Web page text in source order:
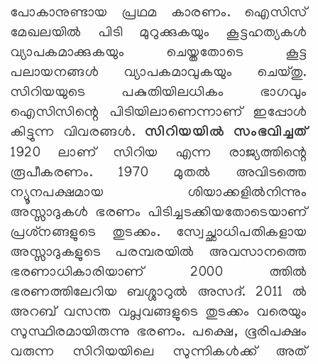
പോകാനുണ്ടായ പ്രഥമ കാരണം. ഐസിസ്
മേഖലയില്‍ പിടി മുറുക്കുകയും കൂട്ടഹത്യകള്‍
വ്യാപകമാക്കുകയും ചെയ്തതോടെ കൂട്ട
പലായനങ്ങള്‍ വ്യാപകമാവുകയും ചെയ്തു.
സിറിയയുടെ പകുതിയിലധികം ഭാഗവും
ഐസിസിന്റെ പിടിയിലാണെന്നാണ് ഇപ്പോള്‍
കിട്ടുന്ന വിവരങ്ങള്‍. സിറിയയില്‍ സംഭവിച്ചത്
1920 ലാണ് സിറിയ എന്ന രാജ്യത്തിന്റെ
രൂപീകരണം. 1970 മുതല്‍ അവിടത്തെ
ന്യൂനപക്ഷമായ ശിയാക്കളില്‍നിന്നും
അസ്സാദുകള്‍ ഭരണം പിടിച്ചടക്കിയതോടെയാണ്
പ്രശ്‌നങ്ങളുടെ തുടക്കം. സ്വേച്ഛാധിപതികളായ
അസ്സാദുകളുടെ പരമ്പരയില്‍ അവസാനത്തെ
ഭരണാധികാരിയാണ് 2000 ത്തില്‍
ഭരണത്തിലേറിയ ബശ്ശാറുല്‍ അസദ്. 2011 ല്‍
അറബ് വസന്ത വപ്ലവങ്ങളുടെ തുടക്കം വരെയും
സുസ്ഥിരമായിരുന്നു ഭരണം. പക്ഷെ, ഭൂരിപക്ഷം
വരുന്ന സിറിയയിലെ സുന്നികള്‍ക്ക് അത്